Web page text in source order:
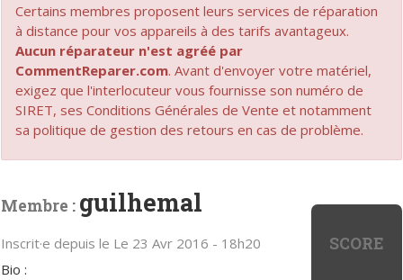
Certains membres proposent leurs services de réparation
à distance pour vos appareils à des tarifs avantageux.
Aucun réparateur n'est agréé par
CommentReparer.com. Avant d'envoyer votre matériel,
exigez que l'interlocuteur vous fournisse son numéro de
SIRET, ses Conditions Générales de Vente et notamment
sa politique de gestion des retours en cas de problème.
SCORE
Membre : guilhemal
Inscrit·e depuis le Le 23 Avr 2016 - 18h20
Bio :